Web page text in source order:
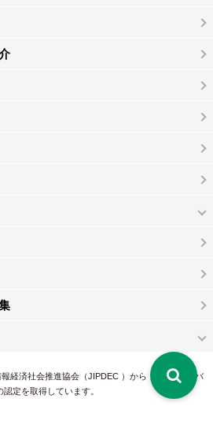
経済社会推進協会（JIPDEC ）から 、「 プライバ
定を取得しています。